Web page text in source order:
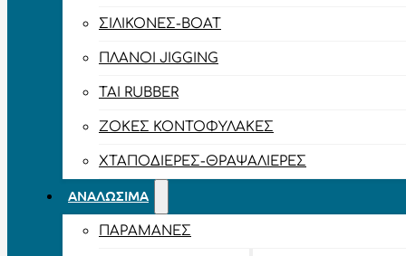
ΣΙΛΙΚΌΝΕΣ-BOAT
ΠΛΆΝΟΙ JIGGING
TAI RUBBER
ΖΌΚΕΣ ΚΟΝΤΟΦΎΛΑΚΕΣ
ΧΤΑΠΟΔΙΈΡΕΣ-ΘΡΑΨΑΛΙΈΡΕΣ
ΑΝΑΛΏΣΙΜΑ
ΠΑΡΑΜΆΝΕΣ